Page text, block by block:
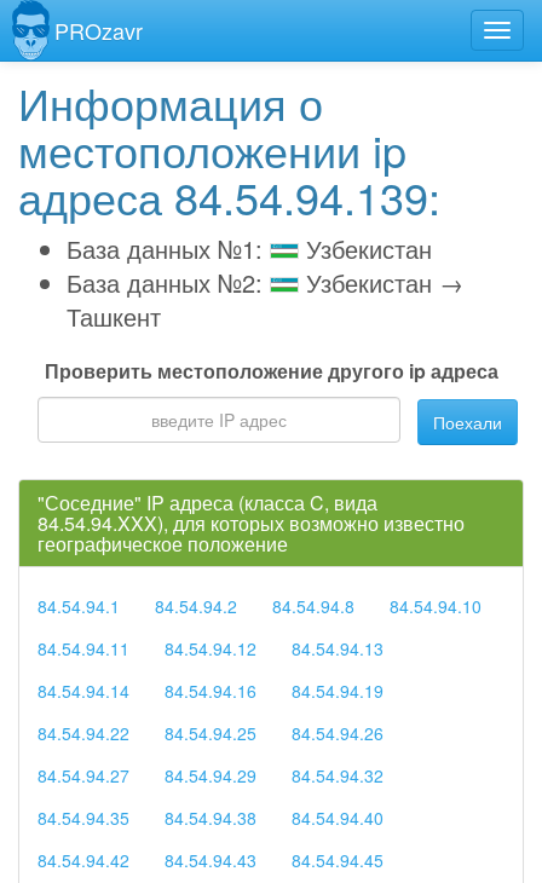
PROzavr
Информация о
местоположении ip
адреса 84.54.94.139:
База данных №1:
Узбекистан
База данных №2:
Узбекистан →
Ташкент
Проверить местоположение другого ip адреса
Поехали
"Соседние" IP адреса (класса C, вида
84.54.94.XXX), для которых возможно известно
географическое положение
84.54.94.1 84.54.94.2 84.54.94.8
84.54.94.10
84.54.94.11
84.54.94.12
84.54.94.13
84.54.94.14
84.54.94.16
84.54.94.19
84.54.94.22
84.54.94.25
84.54.94.26
84.54.94.27
84.54.94.29
84.54.94.32
84.54.94.35
84.54.94.38
84.54.94.40
84.54.94.42
84.54.94.43
84.54.94.45